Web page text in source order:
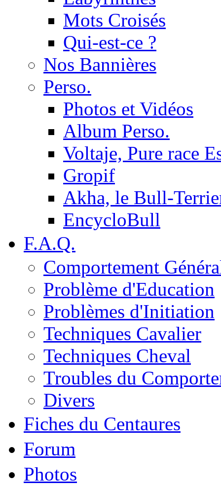
Mots Croisés
Qui-est-ce ?
Nos Bannières
Perso.
Photos et Vidéos
Album Perso.
Voltaje, Pure race
Gropif
Akha, le Bull-
EncycloBull
F.A.Q.
Comportement
Problème d'Education
Problèmes d'Initiation
Techniques Cavalier
Techniques Cheval
Troubles du
Divers
Fiches du Centaures
Forum
Photos